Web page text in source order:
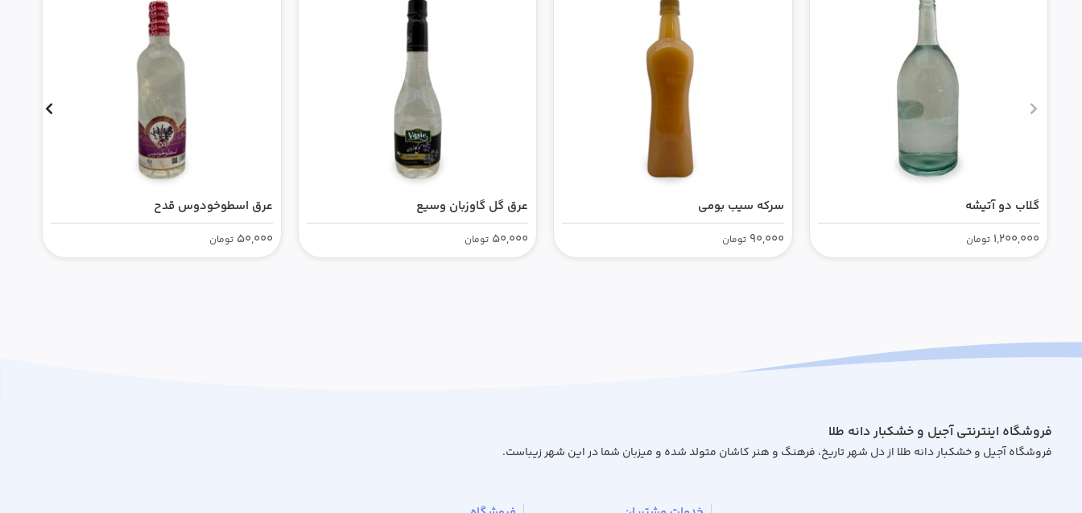
گلاب دو آتیشه
1,200,000 تومان
سرکه سیب بومی
90,000 تومان
عرق گل گاوزبان وسیع
50,000 تومان
عرق اسطوخودوس قدح
50,000 تومان
فروشگاه اینترنتی آجیل و خشکبار دانه طلا
فروشگاه آجیل و خشکبار دانه طلا از دل شهر تاریخ، فرهنگ و هنر کاشان متولد شده و میزبان شما در این شهر زیباست.